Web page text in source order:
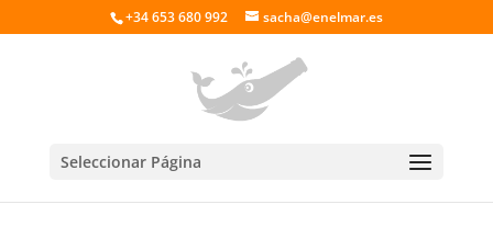
+34 653 680 992 sacha@enelmar.es
Seleccionar Página